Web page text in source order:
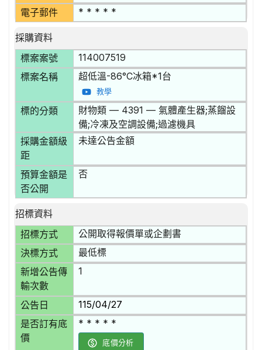
電子郵件 * * * * *
採購資料
標案案號
114007519
標案名稱 超低溫-86°C冰箱*1台
教學
標的分類
財物類 — 4391 — 氣體產生器;蒸餾設
備;冷凍及空調設備;過濾機具
採購金額級
距
未達公告金額
預算金額是
否公開
否
招標資料
招標方式
公開取得報價單或企劃書
決標方式 最低標
新增公告傳
輸次數
1
公告日 115/04/27
是否訂有底
價
* * * * *
底價分析